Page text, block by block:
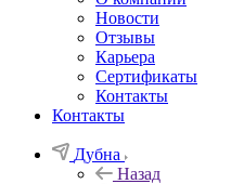
Новости
Отзывы
Карьера
Сертификаты
Контакты
Контакты
Дубна
Назад